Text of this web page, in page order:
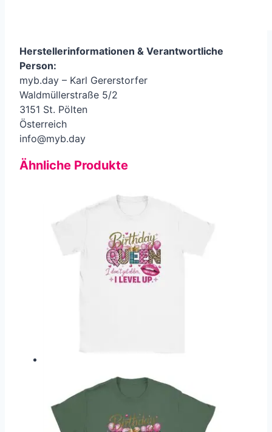
Herstellerinformationen & Verantwortliche
Person:
myb.day – Karl Gererstorfer
Waldmüllerstraße 5/2
3151 St. Pölten
Österreich
info@myb.day
Ähnliche Produkte